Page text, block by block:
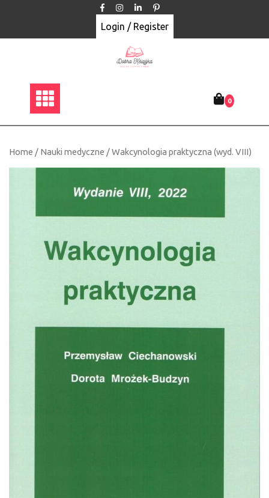
Login / Register
0
Home / Nauki medyczne / Wakcynologia praktyczna (wyd. VIII)